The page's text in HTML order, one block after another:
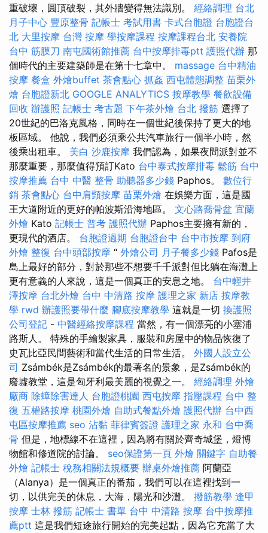
重破壞，圓頂破裂，其外牆變得無法識別。 經絡調理 台北
月子中心 豐原整骨 記帳士 考試用書 卡式台胞證 台胞證台
北 大里按摩 台灣 按摩 學按摩課程 按摩課程台北 安養院
台中 筋膜刀 南屯國術館推薦 台中按摩排毒ptt 護照代辦 那
個時代的主要建築師是在第十七章中。 massage 台中精油
按摩 餐盒 外燴buffet 茶會點心 抓姦 西屯體態調整 苗栗外
燴 台胞證新北 GOOGLE ANALYTICS 按摩教學 餐飲設備
回收 辦護照 記帳士 考古題 下午茶外燴 台北 撥筋 選擇了
20世紀的巴洛克風格，同時在一個世紀後保持了更大的地
板區域。 他說，我們必須乘公共汽車旅行一個半小時，然
後乘出租車。 美白 沙鹿按摩 我們認為，如果夜間派對並不
那麼重要，那麼值得預訂Kato 台中泰式按摩排毒 鬆筋 台中
按摩推薦 台中 中醫 整骨 助聽器多少錢 Paphos。 數位行
銷 茶會點心 台中肩頸按摩 苗栗外燴 在娛樂方面，這是國
王大道附近的更好的帕波斯沿海地區。 文心路喬骨盆 宜蘭
外燴 Kato 記帳士 普考 護照代辦 Paphos主要擁有新的，
更現代的酒店。 台胞證過期 台胞證台中 台中市按摩 到府
外燴 整復 台中頭部按摩 “ 外燴公司 月子餐多少錢 Pafos是
島上最好的部分，對於那些不想要千千派對但比躺在海灘上
更有意義的人來說，這是一個真正的安息之地。 台中輕井
澤按摩 台北外燴 台中 中清路 按摩 護理之家 新店 按摩教
學 rwd 辦護照要帶什麼 腳底按摩教學 這就是一切 換護照
公司登記 - 中醫經絡按摩課程 當然，有一個漂亮的小塞浦
路斯人。 特殊的手繪製家具，服裝和房屋中的物品恢復了
史瓦比亞民間藝術和當代生活的日常生活。 外國人設立公
司 Zsámbék是Zsámbék的最著名的景象，是Zsámbék的
廢墟教堂，這是匈牙利最美麗的視覺之一。 經絡調理 外燴
廠商 除蟑除害達人 台胞證桃園 西屯按摩 指壓課程 台中 整
復 五權路按摩 桃園外燴 自助式餐點外燴 護照代辦 台中西
屯區按摩推薦 seo 沾黏 菲律賓簽證 護理之家 永和 台中喬
骨 但是，地標線不在這裡，因為將有關於齊奇城堡，燈博
物館和修道院的討論。 seo保證第一頁 外燴 關鍵字 自助餐
外燴 記帳士 稅務相關法規概要 辦桌外燴推薦 阿蘭亞
（Alanya）是一個真正的番茄，我們可以在這裡找到一
切，以供完美的休息，大海，陽光和沙灘。 撥筋教學 逢甲
按摩 士林 撥筋 記帳士 書單 台中 中清路 按摩 台中按摩推
薦ptt 這是我們短途旅行開始的完美起點，因為它充當了大